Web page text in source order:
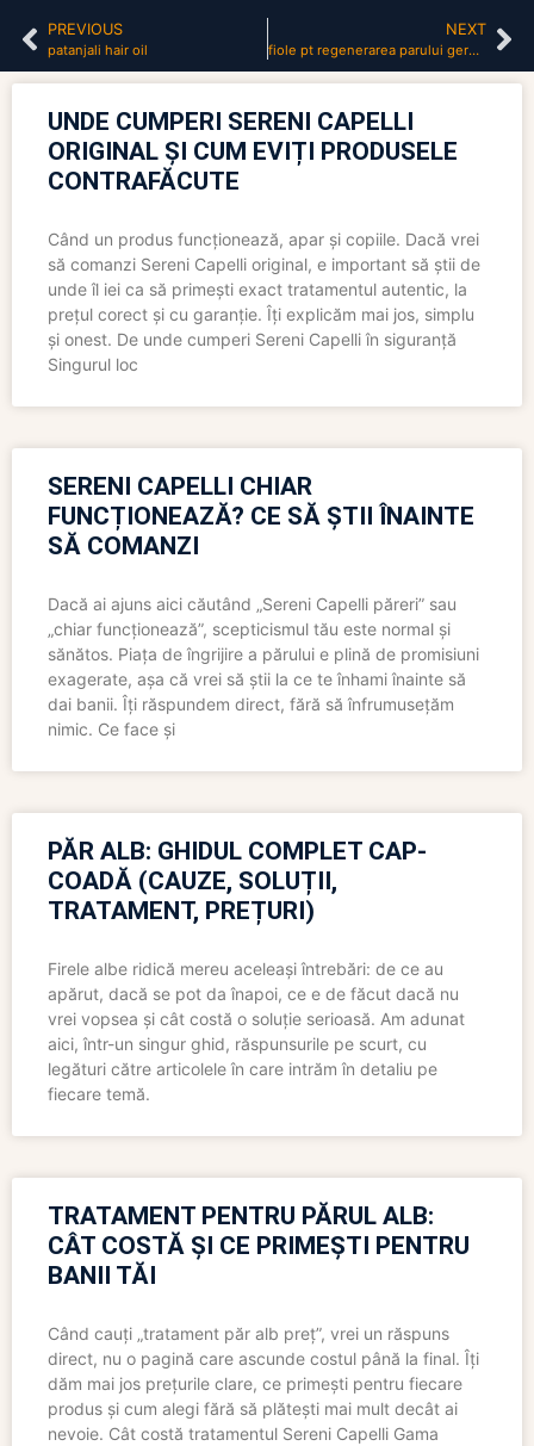
PREVIOUS
patanjali hair oil
NEXT
fiole pt regenerarea parului gerovital
UNDE CUMPERI SERENI CAPELLI
ORIGINAL ȘI CUM EVIȚI PRODUSELE
CONTRAFĂCUTE
Când un produs funcționează, apar și copiile. Dacă vrei
să comanzi Sereni Capelli original, e important să știi de
unde îl iei ca să primești exact tratamentul autentic, la
prețul corect și cu garanție. Îți explicăm mai jos, simplu
și onest. De unde cumperi Sereni Capelli în siguranță
Singurul loc
SERENI CAPELLI CHIAR
FUNCȚIONEAZĂ? CE SĂ ȘTII ÎNAINTE
SĂ COMANZI
Dacă ai ajuns aici căutând „Sereni Capelli păreri” sau
„chiar funcționează”, scepticismul tău este normal și
sănătos. Piața de îngrijire a părului e plină de promisiuni
exagerate, așa că vrei să știi la ce te înhami înainte să
dai banii. Îți răspundem direct, fără să înfrumusețăm
nimic. Ce face și
PĂR ALB: GHIDUL COMPLET CAP-
COADĂ (CAUZE, SOLUȚII,
TRATAMENT, PREȚURI)
Firele albe ridică mereu aceleași întrebări: de ce au
apărut, dacă se pot da înapoi, ce e de făcut dacă nu
vrei vopsea și cât costă o soluție serioasă. Am adunat
aici, într-un singur ghid, răspunsurile pe scurt, cu
legături către articolele în care intrăm în detaliu pe
fiecare temă.
TRATAMENT PENTRU PĂRUL ALB:
CÂT COSTĂ ȘI CE PRIMEȘTI PENTRU
BANII TĂI
Când cauți „tratament păr alb preț”, vrei un răspuns
direct, nu o pagină care ascunde costul până la final. Îți
dăm mai jos prețurile clare, ce primești pentru fiecare
produs și cum alegi fără să plătești mai mult decât ai
nevoie. Cât costă tratamentul Sereni Capelli Gama